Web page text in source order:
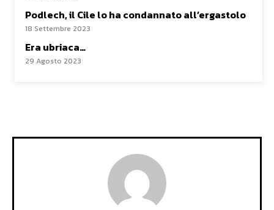
Podlech, il Cile lo ha condannato all’ergastolo
18 Settembre 2023
Era ubriaca…
29 Agosto 2023